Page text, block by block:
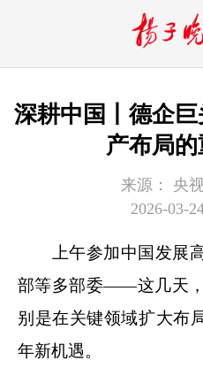
深耕中国丨德企
产布局
来源：
央
2026-03-
上午参加中国发展
部等多部委——这几天
别是在关键领域扩大布
年新机遇。